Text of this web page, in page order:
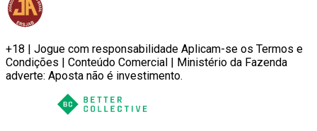
+18 | Jogue com responsabilidade Aplicam-se os Termos e
Condições | Conteúdo Comercial | Ministério da Fazenda
adverte: Aposta não é investimento.